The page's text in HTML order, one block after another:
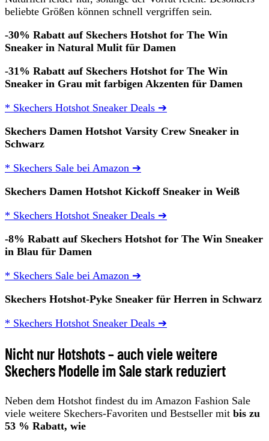
beliebte Größen können schnell vergriffen sein.
-30% Rabatt auf Skechers Hotshot for The Win
Sneaker in Natural Mulit für Damen
-31% Rabatt auf Skechers Hotshot for The Win
Sneaker in Grau mit farbigen Akzenten für Damen
* Skechers Hotshot Sneaker Deals ➔
Skechers Damen Hotshot Varsity Crew Sneaker in
Schwarz
* Skechers Sale bei Amazon ➔
Skechers Damen Hotshot Kickoff Sneaker in Weiß
* Skechers Hotshot Sneaker Deals ➔
-8% Rabatt auf Skechers Hotshot for The Win Sneaker
in Blau für Damen
* Skechers Sale bei Amazon ➔
Skechers Hotshot-Pyke Sneaker für Herren in Schwarz
* Skechers Hotshot Sneaker Deals ➔
Nicht nur Hotshots – auch viele weitere
Skechers Modelle im Sale stark reduziert
Neben dem Hotshot findest du im Amazon Fashion Sale
viele weitere Skechers-Favoriten und Bestseller mit bis zu
53 % Rabatt, wie